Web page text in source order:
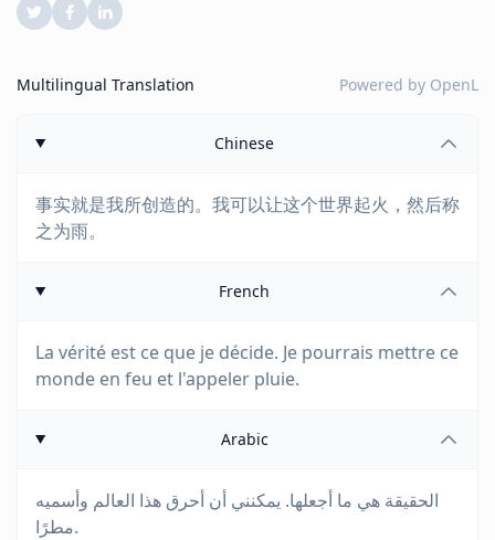
Multilingual Translation Powered by OpenL
Chinese
事实就是我所创造的。我可以让这个世界起火，然后称
之为雨。
French
La vérité est ce que je décide. Je pourrais mettre ce
monde en feu et l'appeler pluie.
Arabic
الحقيقة هي ما أجعلها. يمكنني أن أحرق هذا العالم وأسميه
مطرًا.